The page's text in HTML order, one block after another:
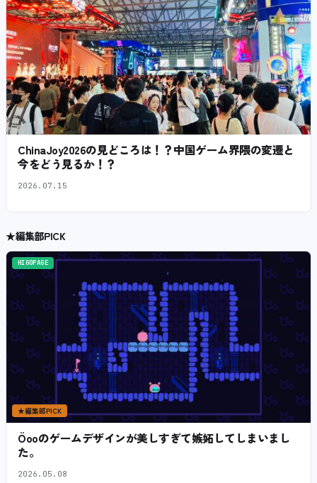
ChinaJoy2026の見どころは！？中国ゲーム界隈の変遷と
今をどう見るか！？
2026.07.15
★編集部PICK
HIGOPAGE
★編集部PICK
Öooのゲームデザインが美しすぎて嫉妬してしまいまし
た。
2026.05.08